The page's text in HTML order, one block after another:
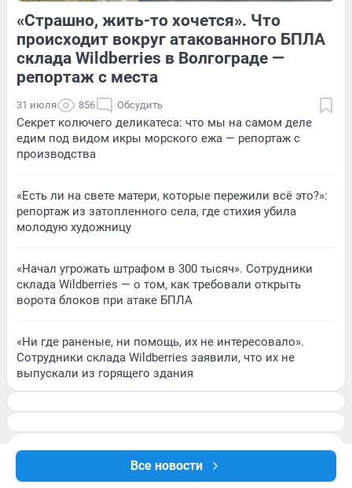
Все новости
Обсудить
«Страшно, жить-то хочется». Что
происходит вокруг атакованного БПЛА
склада Wildberries в Волгограде —
репортаж с места
31 июля 856 Обсудить
Секрет колючего деликатеса: что мы на самом деле
едим под видом икры морского ежа — репортаж с
производства
«Есть ли на свете матери, которые пережили всё это?»:
репортаж из затопленного села, где стихия убила
молодую художницу
«Начал угрожать штрафом в 300 тысяч». Сотрудники
склада Wildberries — о том, как требовали открыть
ворота блоков при атаке БПЛА
«Ни где раненые, ни помощь, их не интересовало».
Сотрудники склада Wildberries заявили, что их не
выпускали из горящего здания